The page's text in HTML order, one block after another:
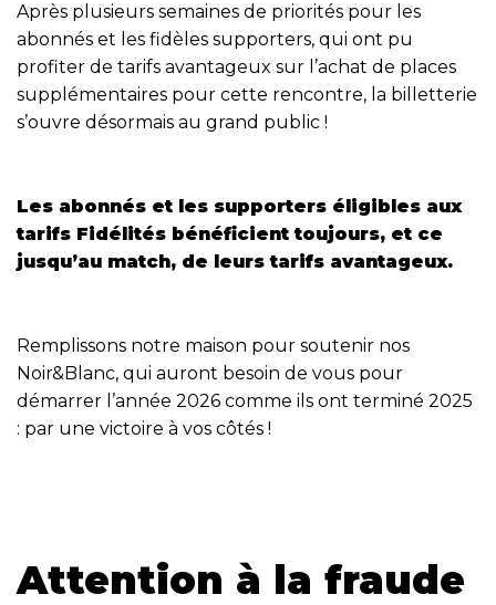
Après plusieurs semaines de priorités pour les
abonnés et les fidèles supporters, qui ont pu
profiter de tarifs avantageux sur l’achat de places
supplémentaires pour cette rencontre, la billetterie
s’ouvre désormais au grand public !
Les abonnés et les supporters éligibles aux
tarifs Fidélités bénéficient toujours, et ce
jusqu’au match, de leurs tarifs avantageux.
Remplissons notre maison pour soutenir nos
Noir&Blanc, qui auront besoin de vous pour
démarrer l’année 2026 comme ils ont terminé 2025
: par une victoire à vos côtés !
Attention à la fraude